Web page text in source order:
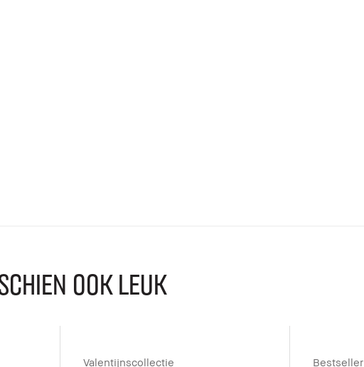
OOK LEUK
Valentijnscollectie Bestseller